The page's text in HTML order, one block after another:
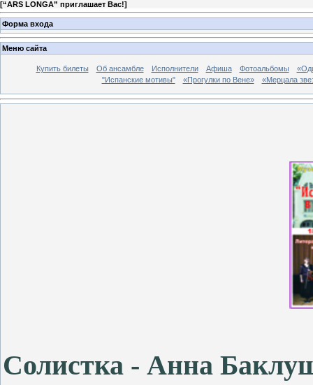
[“ARS LONGA” приглашает Вас!]
Форма входа
Меню сайта
Купить билеты Об ансамбле Исполнители Афиша Фотоальбомы
"Испанские мотивы"
«Прогулки по Вене» «Мерцала
Солистка - Анна